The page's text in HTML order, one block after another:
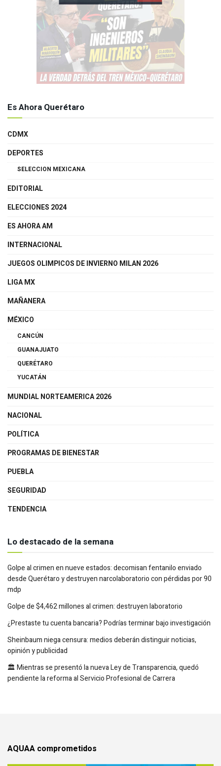
Es Ahora Querétaro
CDMX
DEPORTES
SELECCION MEXICANA
EDITORIAL
ELECCIONES 2024
ES AHORA AM
INTERNACIONAL
JUEGOS OLIMPICOS DE INVIERNO MILAN 2026
LIGA MX
MAÑANERA
MÉXICO
CANCÚN
GUANAJUATO
QUERÉTARO
YUCATÁN
MUNDIAL NORTEAMERICA 2026
NACIONAL
POLÍTICA
PROGRAMAS DE BIENESTAR
PUEBLA
SEGURIDAD
TENDENCIA
Lo destacado de la semana
Golpe al crimen en nueve estados: decomisan fentanilo enviado
desde Querétaro y destruyen narcolaboratorio con pérdidas por 90
mdp
Golpe de $4,462 millones al crimen: destruyen laboratorio
¿Prestaste tu cuenta bancaria? Podrías terminar bajo investigación
Sheinbaum niega censura: medios deberán distinguir noticias,
opinión y publicidad
🏛️ Mientras se presentó la nueva Ley de Transparencia, quedó
pendiente la reforma al Servicio Profesional de Carrera
AQUAA comprometidos